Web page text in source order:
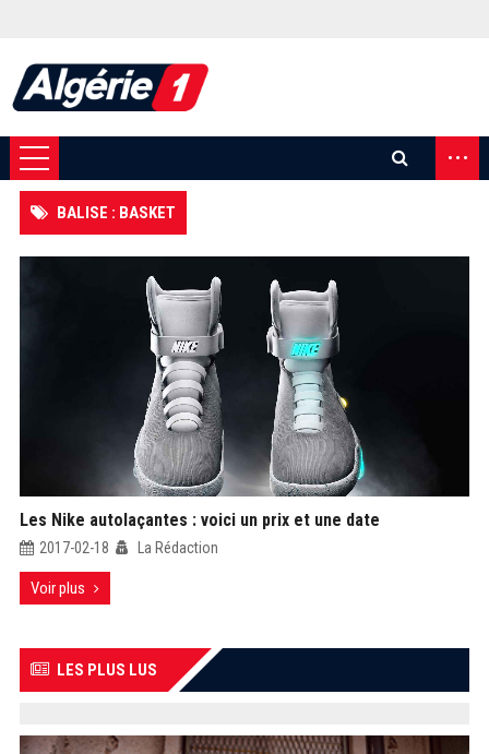
...
BALISE : BASKET
Les Nike autolaçantes : voici un prix et une date
2017-02-18 La Rédaction
Voir plus
LES PLUS LUS